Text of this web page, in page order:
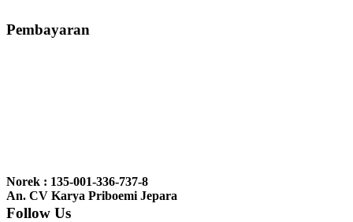
bale2 dan kursi teras saya sudah saya terima dan p...
nyesel deh beli geby...
Pembayaran
Norek : 135-001-336-737-8
An. CV Karya Priboemi Jepara
Follow Us